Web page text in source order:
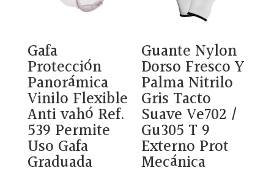
Gafa
Protección
Panorámica
Vinilo Flexible
Anti vahó Ref.
539 Permite
Uso Gafa
Graduada
Guante Nylon
Dorso Fresco Y
Palma Nitrilo
Gris Tacto
Suave Ve702 /
Gu305 T 9
Externo Prot
Mecánica